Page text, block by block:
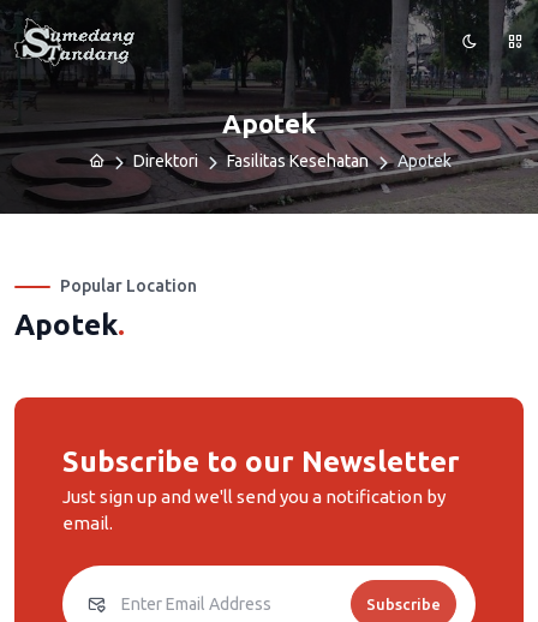
Apotek
Direktori Fasilitas Kesehatan Apotek
Popular Location
Apotek.
Subscribe to our Newsletter
Just sign up and we'll send you a notification by
email.
Subscribe